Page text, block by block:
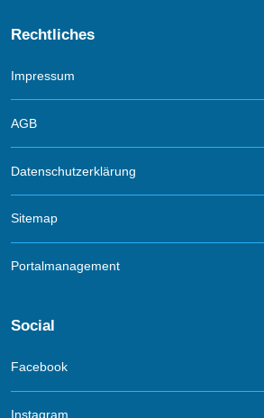
Rechtliches
Impressum
AGB
Datenschutzerklärung
Sitemap
Portalmanagement
Social
Facebook
Instagram